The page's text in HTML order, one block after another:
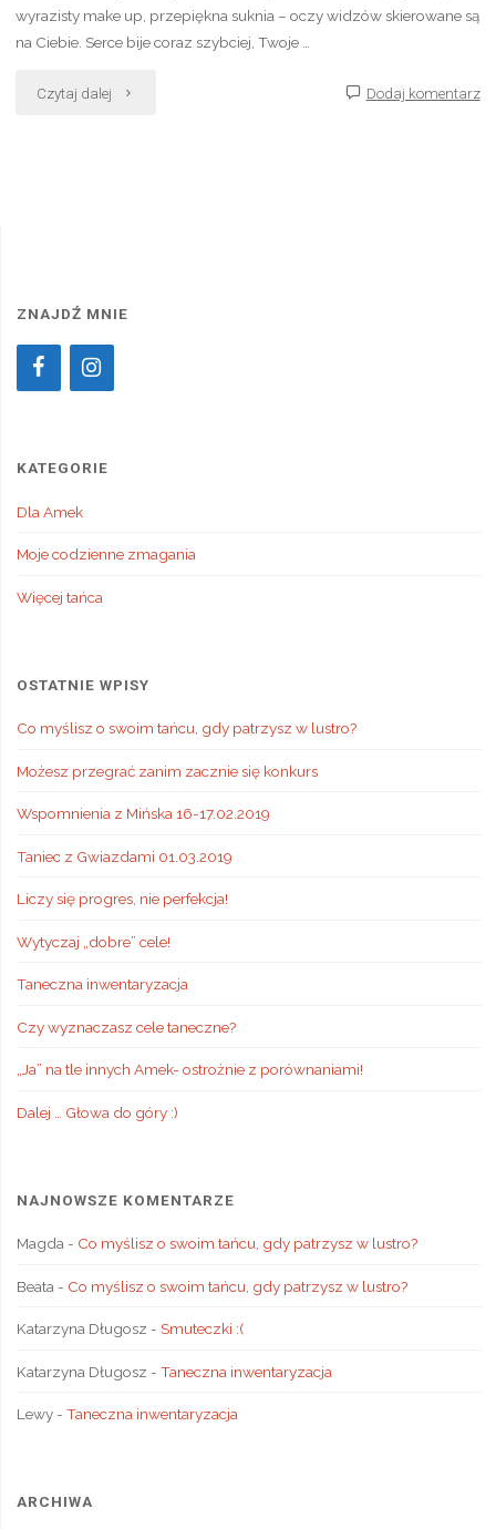
wyrazisty make up, przepiękna suknia – oczy widzów skierowane są
na Ciebie. Serce bije coraz szybciej, Twoje …
Czytaj dalej "Dlaczego Dodaj komentarz
ZNAJDŹ MNIE
KATEGORIE
Dla Amek
Moje codzienne zmagania
Więcej tańca
OSTATNIE WPISY
Co myślisz o swoim tańcu, gdy patrzysz w lustro?
Możesz przegrać zanim zacznie się konkurs
Wspomnienia z Mińska 16-17.02.2019
Taniec z Gwiazdami 01.03.2019
Liczy się progres, nie perfekcja!
Wytyczaj „dobre” cele!
Taneczna inwentaryzacja
Czy wyznaczasz cele taneczne?
„Ja” na tle innych Amek- ostrożnie z porównaniami!
Dalej … Głowa do góry :)
NAJNOWSZE KOMENTARZE
Magda - Co myślisz o swoim tańcu, gdy patrzysz w lustro?
Beata - Co myślisz o swoim tańcu, gdy patrzysz w lustro?
Katarzyna Długosz - Smuteczki :(
Katarzyna Długosz - Taneczna inwentaryzacja
Lewy- Taneczna inwentaryzacja
ARCHIWA